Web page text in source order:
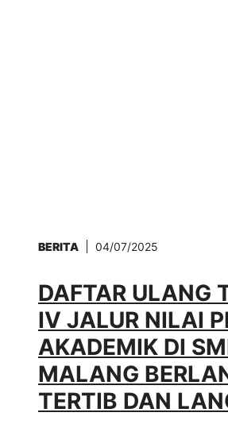
BERITA 04/07/2025
DAFTAR ULANG
IV JALUR NILAI
AKADEMIK DI
MALANG
TERTIB DAN